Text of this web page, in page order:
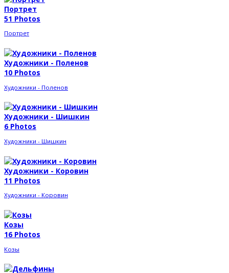
Портрет
51 Photos
Портрет
Художники - Поленов
10 Photos
Художники - Поленов
Художники - Шишкин
6 Photos
Художники - Шишкин
Художники - Коровин
11 Photos
Художники - Коровин
Козы
16 Photos
Козы